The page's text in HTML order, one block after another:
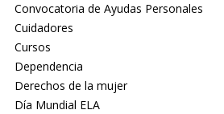
Convocatoria de Ayudas Personales
Cuidadores
Cursos
Dependencia
Derechos de la mujer
Día Mundial ELA